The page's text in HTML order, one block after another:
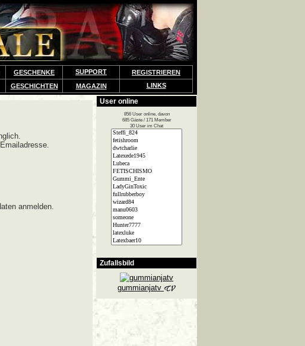
GESCHENKE SUPPORT
REGISTRIEREN
GESCHICHTEN MAGAZIN LINKS
anmelden.
User online
856 User online, davon
685 Gäste / 171 Member
30 User im Chat
Zufallsbild
gummianjatv